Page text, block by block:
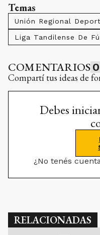
Temas
Unión Regional
Liga Tandilense De
COMENTARIOS 0
Compartí tus ideas de
Debes
¿No tenés
RELACIONADAS